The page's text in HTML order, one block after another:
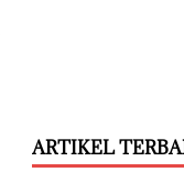
ARTIKEL